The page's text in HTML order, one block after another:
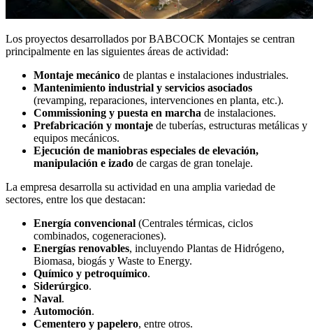
Los proyectos desarrollados por BABCOCK Montajes se centran
principalmente en las siguientes áreas de actividad:
Montaje mecánico de plantas e instalaciones industriales.
Mantenimiento industrial y servicios asociados
(revamping, reparaciones, intervenciones en planta, etc.).
Commissioning y puesta en marcha de instalaciones.
Prefabricación y montaje de tuberías, estructuras metálicas y
equipos mecánicos.
Ejecución de maniobras especiales de elevación,
manipulación e izado de cargas de gran tonelaje.
La empresa desarrolla su actividad en una amplia variedad de
sectores, entre los que destacan:
Energía convencional (Centrales térmicas, ciclos
combinados, cogeneraciones).
Energías renovables, incluyendo Plantas de Hidrógeno,
Biomasa, biogás y Waste to Energy.
Químico y petroquímico.
Siderúrgico.
Naval.
Automoción.
Cementero y papelero, entre otros.